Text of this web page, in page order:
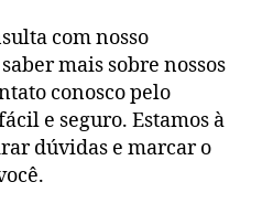
com nosso
mais sobre nossos
conosco pelo
e seguro. Estamos à
dúvidas e marcar o